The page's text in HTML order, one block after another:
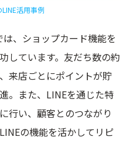
活用事例
は、ショップカード機能を
しています。友だち数の約
来店ごとにポイントが貯
。また、LINEを通じた特
行い、顧客とのつながり
の機能を活かしてリピ